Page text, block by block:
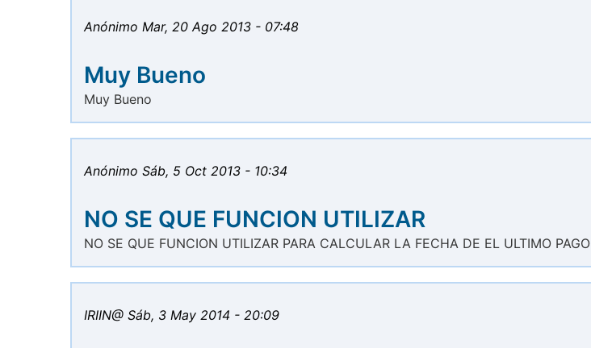
Anónimo Mar, 20 Ago 2013 - 07:48
Muy Bueno
Muy Bueno
Anónimo Sáb, 5 Oct 2013 - 10:34
NO SE QUE FUNCION UTILIZAR
NO SE QUE FUNCION UTILIZAR PARA CALCULAR LA FECHA DE EL ULTIMO PAGO
IRIIN@ Sáb, 3 May 2014 - 20:09